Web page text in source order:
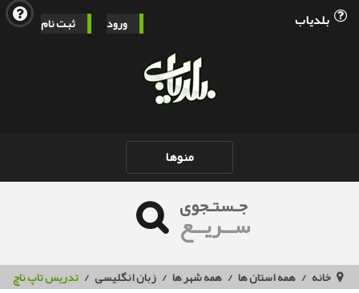
ورود ثبت نام بلدیاب
Toggle
navigation
منوها
جـستـجوی
ســریــع
خانه همه استان ها همه شهر ها زبان انگلیسی تدریس تاپ ناچ